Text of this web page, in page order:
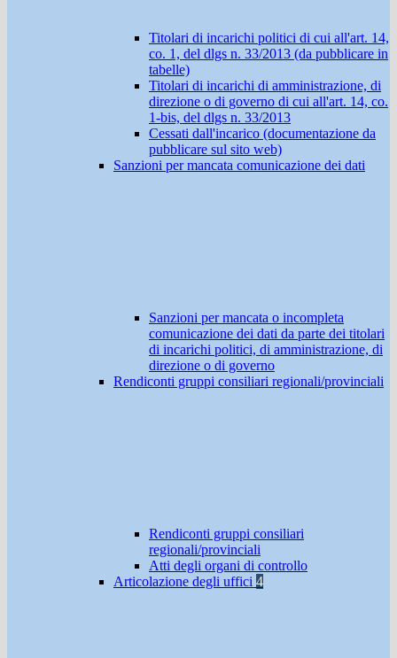
Titolari di incarichi politici di cui all'art. 14,
co. 1, del dlgs n. 33/2013 (da pubblicare in
tabelle)
Titolari di incarichi di amministrazione, di
direzione o di governo di cui all'art. 14, co.
1-bis, del dlgs n. 33/2013
Cessati dall'incarico (documentazione da
pubblicare sul sito web)
Sanzioni per mancata comunicazione dei dati
Sanzioni per mancata o incompleta
comunicazione dei dati da parte dei titolari
di incarichi politici, di amministrazione, di
direzione o di governo
Rendiconti gruppi consiliari regionali/provinciali
Rendiconti gruppi consiliari
regionali/provinciali
Atti degli organi di controllo
Articolazione degli uffici 4